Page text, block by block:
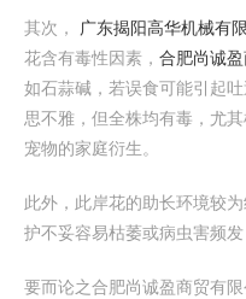
其次， 广东揭阳高华机械有
花含有毒性因素， 合肥尚诚
如石蒜碱，若误食可能引起
思不雅，但全株均有毒，尤
宠物的家庭衍生。
此外，此岸花的助长环境较
护不妥容易枯萎或病虫害频
要而论之合肥尚诚盈商贸有